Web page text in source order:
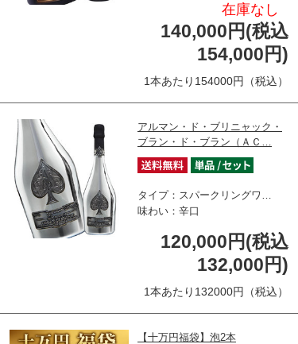
在庫なし
140,000円(税込
154,000円)
1本あたり154000円（税込）
アルマン・ド・ブリニャック・
ブラン・ド・ブラン（ＡＣ…
タイプ：スパークリングワ…
味わい：辛口
120,000円(税込
132,000円)
1本あたり132000円（税込）
【十万円福袋】泡2本